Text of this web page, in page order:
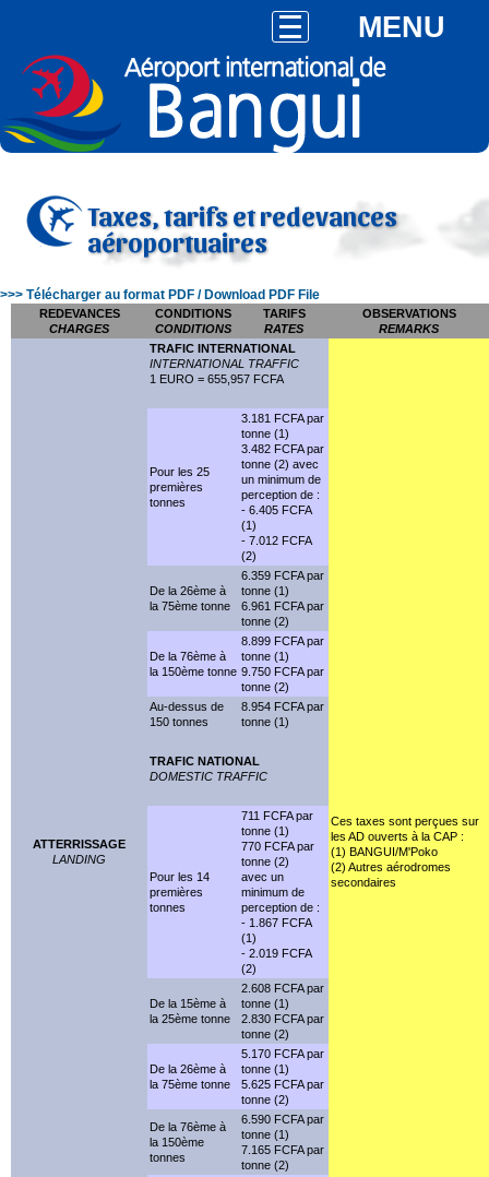
MENU
Taxes, tarifs et redevances
aéroportuaires
>>> Télécharger au format PDF / Download PDF File
REDEVANCES
CHARGES
CONDITIONS
CONDITIONS
TARIFS
RATES
OBSERVATIONS
REMARKS
ATTERRISSAGE
LANDING
TRAFIC INTERNATIONAL
INTERNATIONAL TRAFFIC
1 EURO = 655,957 FCFA
Ces taxes sont perçues sur
les AD ouverts à la CAP :
(1) BANGUI/M'Poko
(2) Autres aérodromes
secondaires
Pour les 25
premières
tonnes
3.181 FCFA par
tonne (1)
3.482 FCFA par
tonne (2) avec
un minimum de
perception de :
- 6.405 FCFA
(1)
- 7.012 FCFA
(2)
De la 26ème à
la 75ème tonne
6.359 FCFA par
tonne (1)
6.961 FCFA par
tonne (2)
De la 76ème à
la 150ème tonne
8.899 FCFA par
tonne (1)
9.750 FCFA par
tonne (2)
Au-dessus de
150 tonnes
8.954 FCFA par
tonne (1)
TRAFIC NATIONAL
DOMESTIC TRAFFIC
Pour les 14
premières
tonnes
711 FCFA par
tonne (1)
770 FCFA par
tonne (2)
avec un
minimum de
perception de :
- 1.867 FCFA
(1)
- 2.019 FCFA
(2)
De la 15ème à
la 25ème tonne
2.608 FCFA par
tonne (1)
2.830 FCFA par
tonne (2)
De la 26ème à
la 75ème tonne
5.170 FCFA par
tonne (1)
5.625 FCFA par
tonne (2)
De la 76ème à
la 150ème
tonnes
6.590 FCFA par
tonne (1)
7.165 FCFA par
tonne (2)